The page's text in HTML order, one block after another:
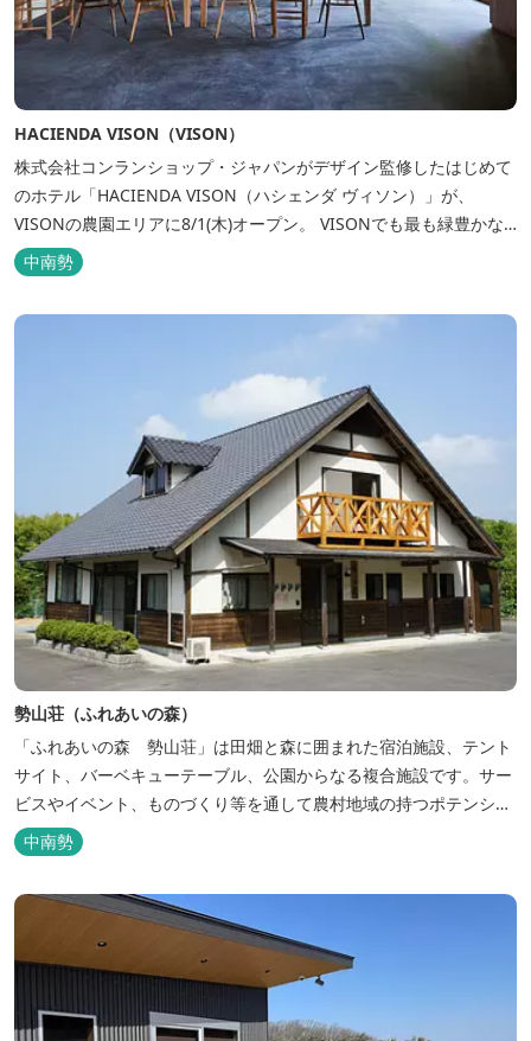
HACIENDA VISON（VISON）
株式会社コンランショップ・ジャパンがデザイン監修したはじめて
のホテル「HACIENDA VISON（ハシェンダ ヴィソン）」が、
VISONの農園エリアに8/1(木)オープン。 VISONでも最も緑豊かな
農園エリアに建つHACIENDA VISON。 ホテル名
の“HACIENDA”は、スペイン語で荘園の主の館を...
中南勢
勢山荘（ふれあいの森）
「ふれあいの森 勢山荘」は田畑と森に囲まれた宿泊施設、テント
サイト、バーベキューテーブル、公園からなる複合施設です。サー
ビスやイベント、ものづくり等を通して農村地域の持つポテンシャ
ルを発信しています。 めだかやタガメなど水生生物が生息し、初夏
にはホタルが飛び交う「メダカ池」や、約９０００本のあじさいが
い田舎にタイムスリップしてみま...
中南勢